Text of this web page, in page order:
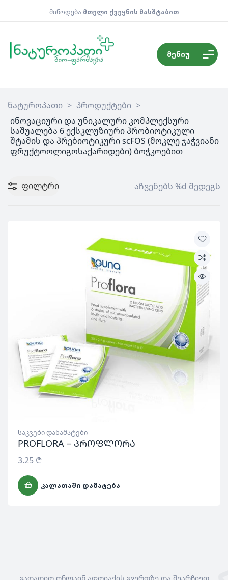
მიწოდება მთელი ქვეყნის მასშტაბით
მენიუ
ნატუროპათი > პროდუქტები >
ინოვაციური და უნიკალური კომპლექსური
საშუალება 6 ექსკლუზიური პრობიოტიკული
შტამის და პრებიოტიკური scFOS (მოკლე ჯაჭვიანი
ფრუქტოოლიგოსაქარიდები) ბოჭკოებით
ფილტრი აჩვენებს %d შედეგს
საკვები დანამატები
PROFLORA – პროფლორა
3.25 ₾
ᲙᲐᲚᲐᲗᲐᲨᲘ ᲓᲐᲛᲐᲢᲔᲑᲐ